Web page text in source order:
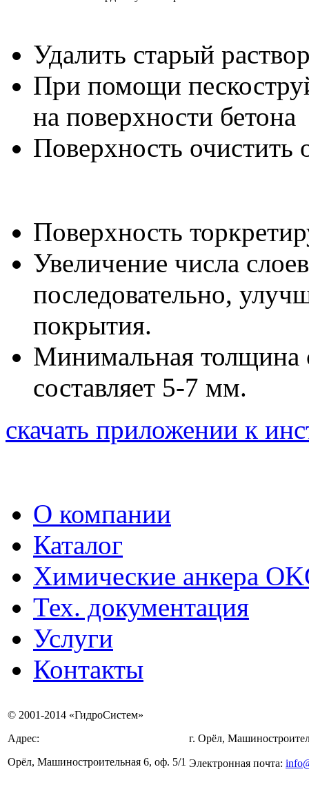
Удалить старый
При помощи
на поверхности бетона
Поверхность очистить
Поверхность
Увеличение числа
последовательно,
покрытия.
Минимальная толщина
составляет 5-7 мм.
скачать приложении к
О компании
Каталог
Химические анкера
Тех. документация
Услуги
Контакты
© 2001-2014 «ГидроСистем»
Адрес:
Орёл, Машиностроительная 6, оф. 5/1
г. Орёл,
Электронная почта: